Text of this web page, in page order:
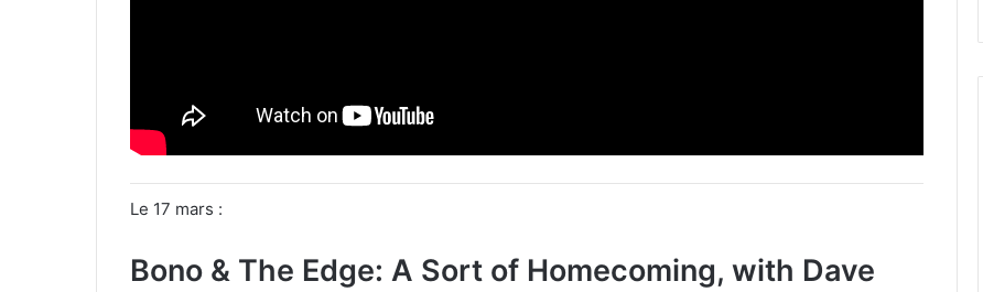
Le 17 mars :
Bono & The Edge: A Sort of Homecoming, with Dave